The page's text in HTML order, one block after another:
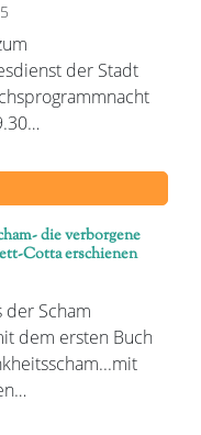
der Stadt
die verborgene
Cotta erschienen
der Scham
dem ersten Buch